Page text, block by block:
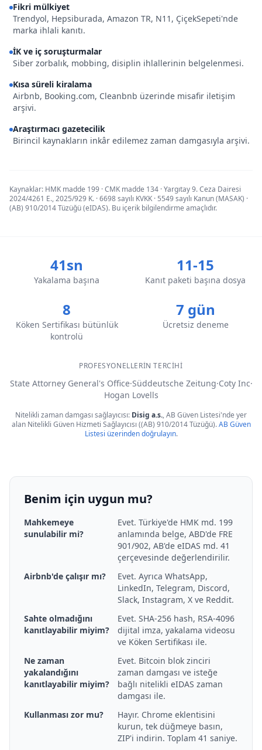
Fikri mülkiyet
Trendyol, Hepsiburada, Amazon TR, N11, ÇiçekSepeti'nde
marka ihlali kanıtı.
İK ve iç soruşturmalar
Siber zorbalık, mobbing, disiplin ihlallerinin belgelenmesi.
Kısa süreli kiralama
Airbnb, Booking.com, Cleanbnb üzerinde misafir iletişim
arşivi.
Araştırmacı gazetecilik
Birincil kaynakların inkâr edilemez zaman damgasıyla arşivi.
Kaynaklar: HMK madde 199 · CMK madde 134 · Yargıtay 9. Ceza Dairesi
2024/4261 E., 2025/929 K. · 6698 sayılı KVKK · 5549 sayılı Kanun (MASAK) ·
(AB) 910/2014 Tüzüğü (eIDAS). Bu içerik bilgilendirme amaçlıdır.
41sn
Yakalama başına
11-15
Kanıt paketi başına dosya
8
Köken Sertifikası bütünlük
kontrolü
7 gün
Ücretsiz deneme
PROFESYONELLERIN TERCIHI
State Attorney General's Office·Süddeutsche Zeitung·Coty Inc·
Hogan Lovells
Nitelikli zaman damgası sağlayıcısı: Disig a.s., AB Güven Listesi'nde yer
alan Nitelikli Güven Hizmeti Sağlayıcısı ((AB) 910/2014 Tüzüğü).AB Güven
Listesi üzerinden doğrulayın.
Benim için uygun mu?
Mahkemeye
sunulabilir mi?
Evet. Türkiye'de HMK md. 199
anlamında belge, ABD'de FRE
901/902, AB'de eIDAS md. 41
çerçevesinde değerlendirilir.
Airbnb'de çalışır mı?
Evet. Ayrıca WhatsApp,
LinkedIn, Telegram, Discord,
Slack, Instagram, X ve Reddit.
Sahte olmadığını
kanıtlayabilir miyim?
Evet. SHA-256 hash, RSA-4096
dijital imza, yakalama videosu
ve Köken Sertifikası ile.
Ne zaman
yakalandığını
kanıtlayabilir miyim?
Evet. Bitcoin blok zinciri
zaman damgası ve isteğe
bağlı nitelikli eIDAS zaman
damgası ile.
Kullanması zor mu?
Hayır. Chrome eklentisini
kurun, tek düğmeye basın,
ZIP'i indirin. Toplam 41 saniye.